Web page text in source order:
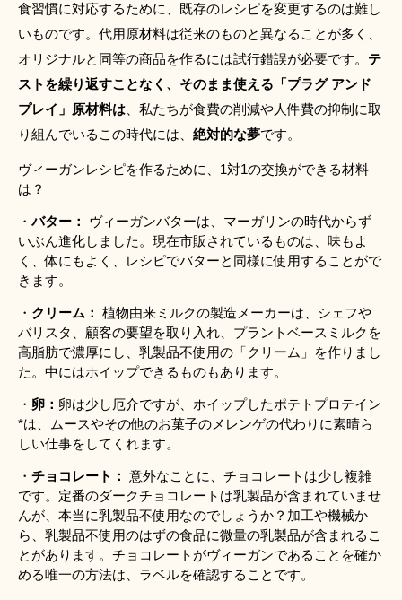
食習慣に対応するために、既存のレシピを変更するのは難し
いものです。代用原材料は従来のものと異なることが多く、
オリジナルと同等の商品を作るには試行錯誤が必要です。 テ
ストを繰り返すことなく、そのまま使える「プラグ アンド
プレイ」原材料は 、私たちが食費の削減や人件費の抑制に取
り組んでいるこの時代には、 絶対的な夢です。
ヴィーガンレシピを作るために、1対1の交換ができる材料
は？
・ バター： ヴィーガンバターは、マーガリンの時代からず
いぶん進化しました。現在市販されているものは、味もよ
く、体にもよく、レシピでバターと同様に使用することがで
きます。
・ クリーム：
植物由来ミルクの製造メーカーは、シェフや
バリスタ、顧客の要望を取り入れ、プラントベースミルクを
高脂肪で濃厚にし、乳製品不使用の「クリーム」を作りまし
た。中にはホイップできるものもあります。
・ 卵： 卵は少し厄介ですが、ホイップしたポテトプロテイン
*は、ムースやその他のお菓子のメレンゲの代わりに素晴ら
しい仕事をしてくれます。
・ チョコレート：
意外なことに、チョコレートは少し複雑
です。定番のダークチョコレートは乳製品が含まれていませ
んが、本当に乳製品不使用なのでしょうか？加工や機械か
ら、乳製品不使用のはずの食品に微量の乳製品が含まれるこ
とがあります。チョコレートがヴィーガンであることを確か
める唯一の方法は、ラベルを確認することです。